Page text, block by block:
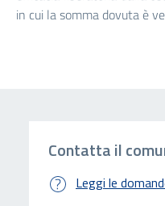
in cui la somma dovuta è
Contatta il
Leggi le